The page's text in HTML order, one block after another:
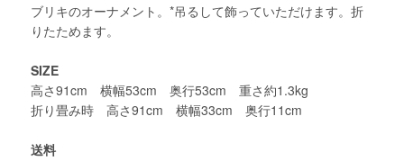
ブリキのオーナメント。*吊るして飾っていただけます。折
りたためます。
SIZE
高さ91cm 横幅53cm 奥行53cm 重さ約1.3kg
折り畳み時 高さ91cm 横幅33cm 奥行11cm
送料